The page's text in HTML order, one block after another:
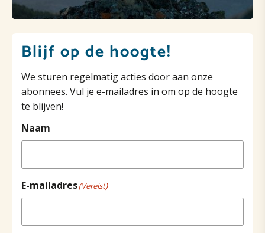
Blijf op de hoogte!
We sturen regelmatig acties door aan onze
abonnees. Vul je e-mailadres in om op de hoogte
te blijven!
Naam
E-mailadres(Vereist)